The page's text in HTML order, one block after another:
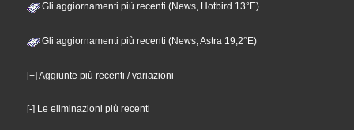
Gli aggiornamenti più recenti (News, Hotbird 13°E)
Gli aggiornamenti più recenti (News, Astra 19,2°E)
[+] Aggiunte più recenti / variazioni
[-] Le eliminazioni più recenti